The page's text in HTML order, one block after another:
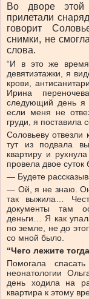
Во дворе этой
прилетали
говорит
снимки, не
слова.
“И в это же
девятиэтажки, я
крови,
Ирина
следующий день я
если меня не
груди, я поставила
Соловьеву
тут из подвала
квартиру и
провела двое суток
— Будете
— Ой, я не знаю.
так выжила…
документы там
деньги… Я как
по земле, не до
со мной было.
“Чего лежите
Помогала
неонатологии
день ходила на
квартира к этому